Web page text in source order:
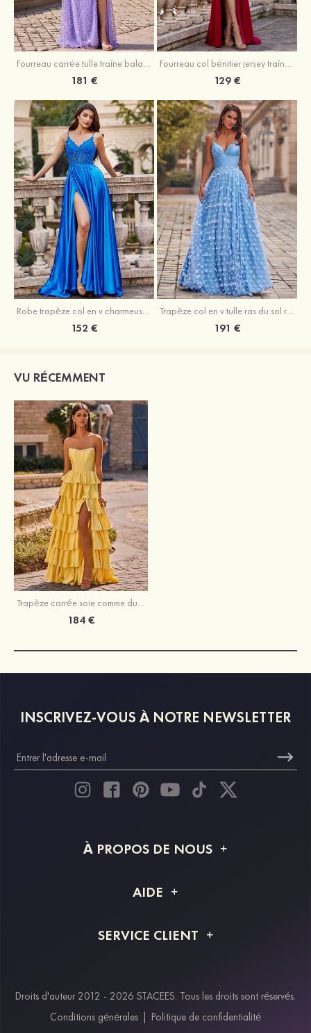
Fourreau carrée tulle traîne balayage robe de bal
181 €
Fourreau col bénitier jersey traîne balayage robe de bal
129 €
Robe trapèze col en v charmeuse traîne balayage robe de bal
152 €
Trapèze col en v tulle ras du sol robe de bal avec papillon
191 €
VU RÉCEMMENT
184 €
INSCRIVEZ-VOUS À NOTRE NEWSLETTER
À PROPOS DE NOUS
Livraison
AIDE
Retour et remboursement
SERVICE CLIENT
Modes de paiement
Klarna
Droits d'auteur 2012 - 2026 STACEES. Tous les droits sont réservés.
Conditions générales | Politique de confidentialité